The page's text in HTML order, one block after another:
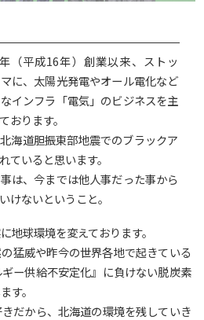
（平成16年）創業以来、ストッ
に、太陽光発電やオール電化など
インフラ「電気」のビジネスを主
おります。
海道胆振東部地震でのブラックア
ていると思います。
は、今までは他人事だった事から
けないということ。
地球環境を変えております。
猛威や昨今の世界各地で起きている
ー供給不安定化』に負けない脱炭素
す。
だから、北海道の環境を残していき